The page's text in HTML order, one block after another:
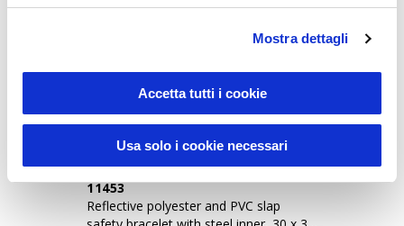
Mostra dettagli
Accetta tutti i cookie
Usa solo i cookie necessari
11453
Reflective polyester and PVC slap